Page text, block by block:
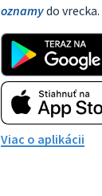
oznamydo vrecka.
Viac o aplikácii